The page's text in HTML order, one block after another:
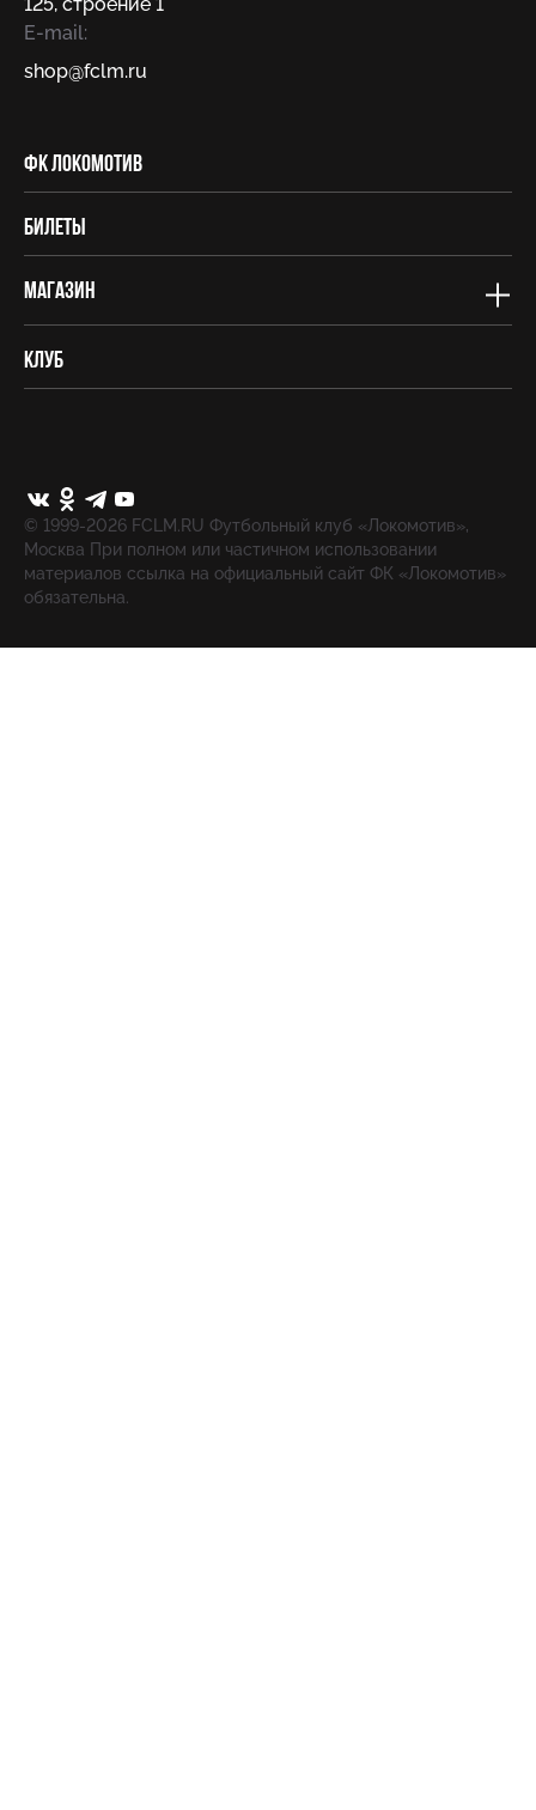
E-mail:
shop@fсlm.ru
ФК Локомотив
Билеты
Магазин
Клуб
© 1999-2026 FCLM.RU Футбольный клуб «Локомотив»,
Москва При полном или частичном использовании
материалов ссылка на официальный сайт ФК «Локомотив»
обязательна.